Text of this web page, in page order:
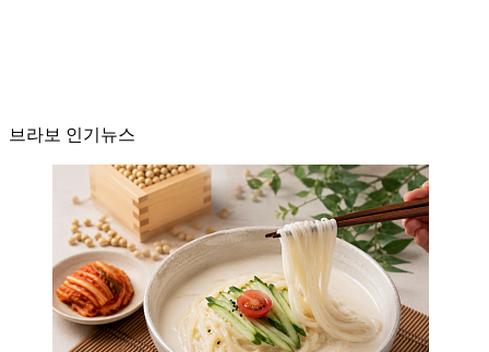
브라보 인기뉴스